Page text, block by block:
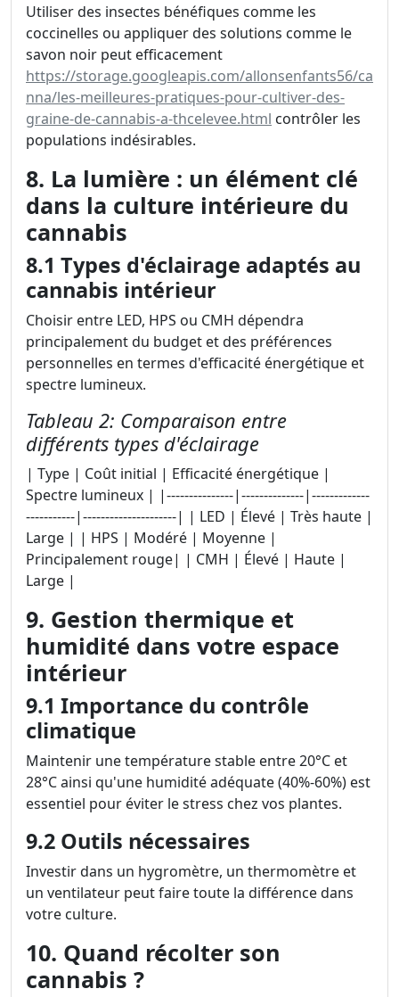
Utiliser des insectes bénéfiques comme les
coccinelles ou appliquer des solutions comme le
savon noir peut efficacement
https://storage.googleapis.com/allonsenfants56/ca
nna/les-meilleures-pratiques-pour-cultiver-des-
graine-de-cannabis-a-thcelevee.html contrôler les
populations indésirables.
8. La lumière : un élément clé
dans la culture intérieure du
cannabis
8.1 Types d'éclairage adaptés au
cannabis intérieur
Choisir entre LED, HPS ou CMH dépendra
principalement du budget et des préférences
personnelles en termes d'efficacité énergétique et
spectre lumineux.
Tableau 2: Comparaison entre
différents types d'éclairage
| Type | Coût initial | Efficacité énergétique |
Spectre lumineux | |---------------|--------------|-------------
-----------|---------------------| | LED | Élevé | Très haute |
Large | | HPS | Modéré | Moyenne |
Principalement rouge| | CMH | Élevé | Haute |
Large |
9. Gestion thermique et
humidité dans votre espace
intérieur
9.1 Importance du contrôle
climatique
Maintenir une température stable entre 20°C et
28°C ainsi qu'une humidité adéquate (40%-60%) est
essentiel pour éviter le stress chez vos plantes.
9.2 Outils nécessaires
Investir dans un hygromètre, un thermomètre et
un ventilateur peut faire toute la différence dans
votre culture.
10. Quand récolter son
cannabis ?